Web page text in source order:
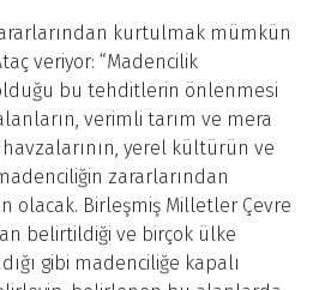
kurtulmak mümkün
veriyor: “Madencilik
bu tehditlerin önlenmesi
verimli tarım ve mera
yerel kültürün ve
zararlarından
olacak. Birleşmiş Milletler Çevre
belirtildiği ve birçok ülke
gibi madenciliğe kapalı